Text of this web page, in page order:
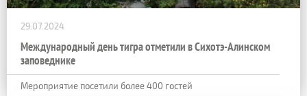
29.07.2024
Международный день тигра отметили в Сихотэ-Алинском
заповеднике
Мероприятие посетили более 400 гостей